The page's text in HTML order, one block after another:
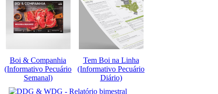
Boi & Companhia
(Informativo Pecuário
Semanal)
Tem Boi na Linha
(Informativo Pecuário
Diário)